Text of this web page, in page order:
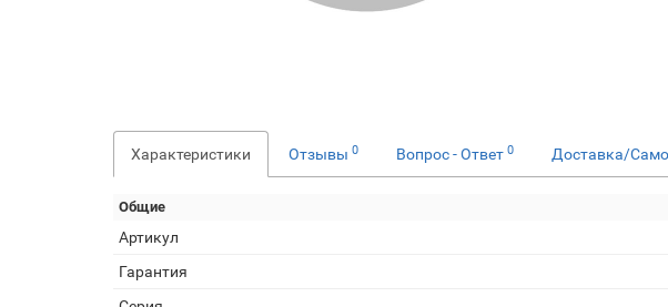
Характеристики Отзывы 0 Вопрос - Ответ 0 Доставка/
Общие
Артикул
Гарантия